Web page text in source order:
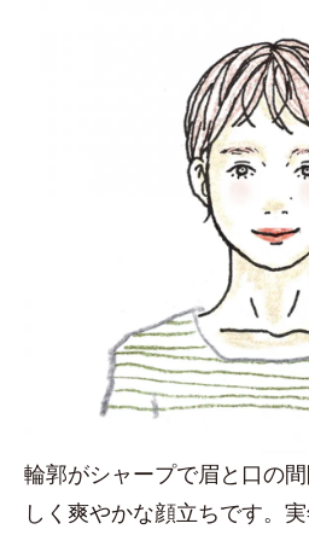
輪郭がシャープで眉と口の
しく爽やかな顔立ちです。